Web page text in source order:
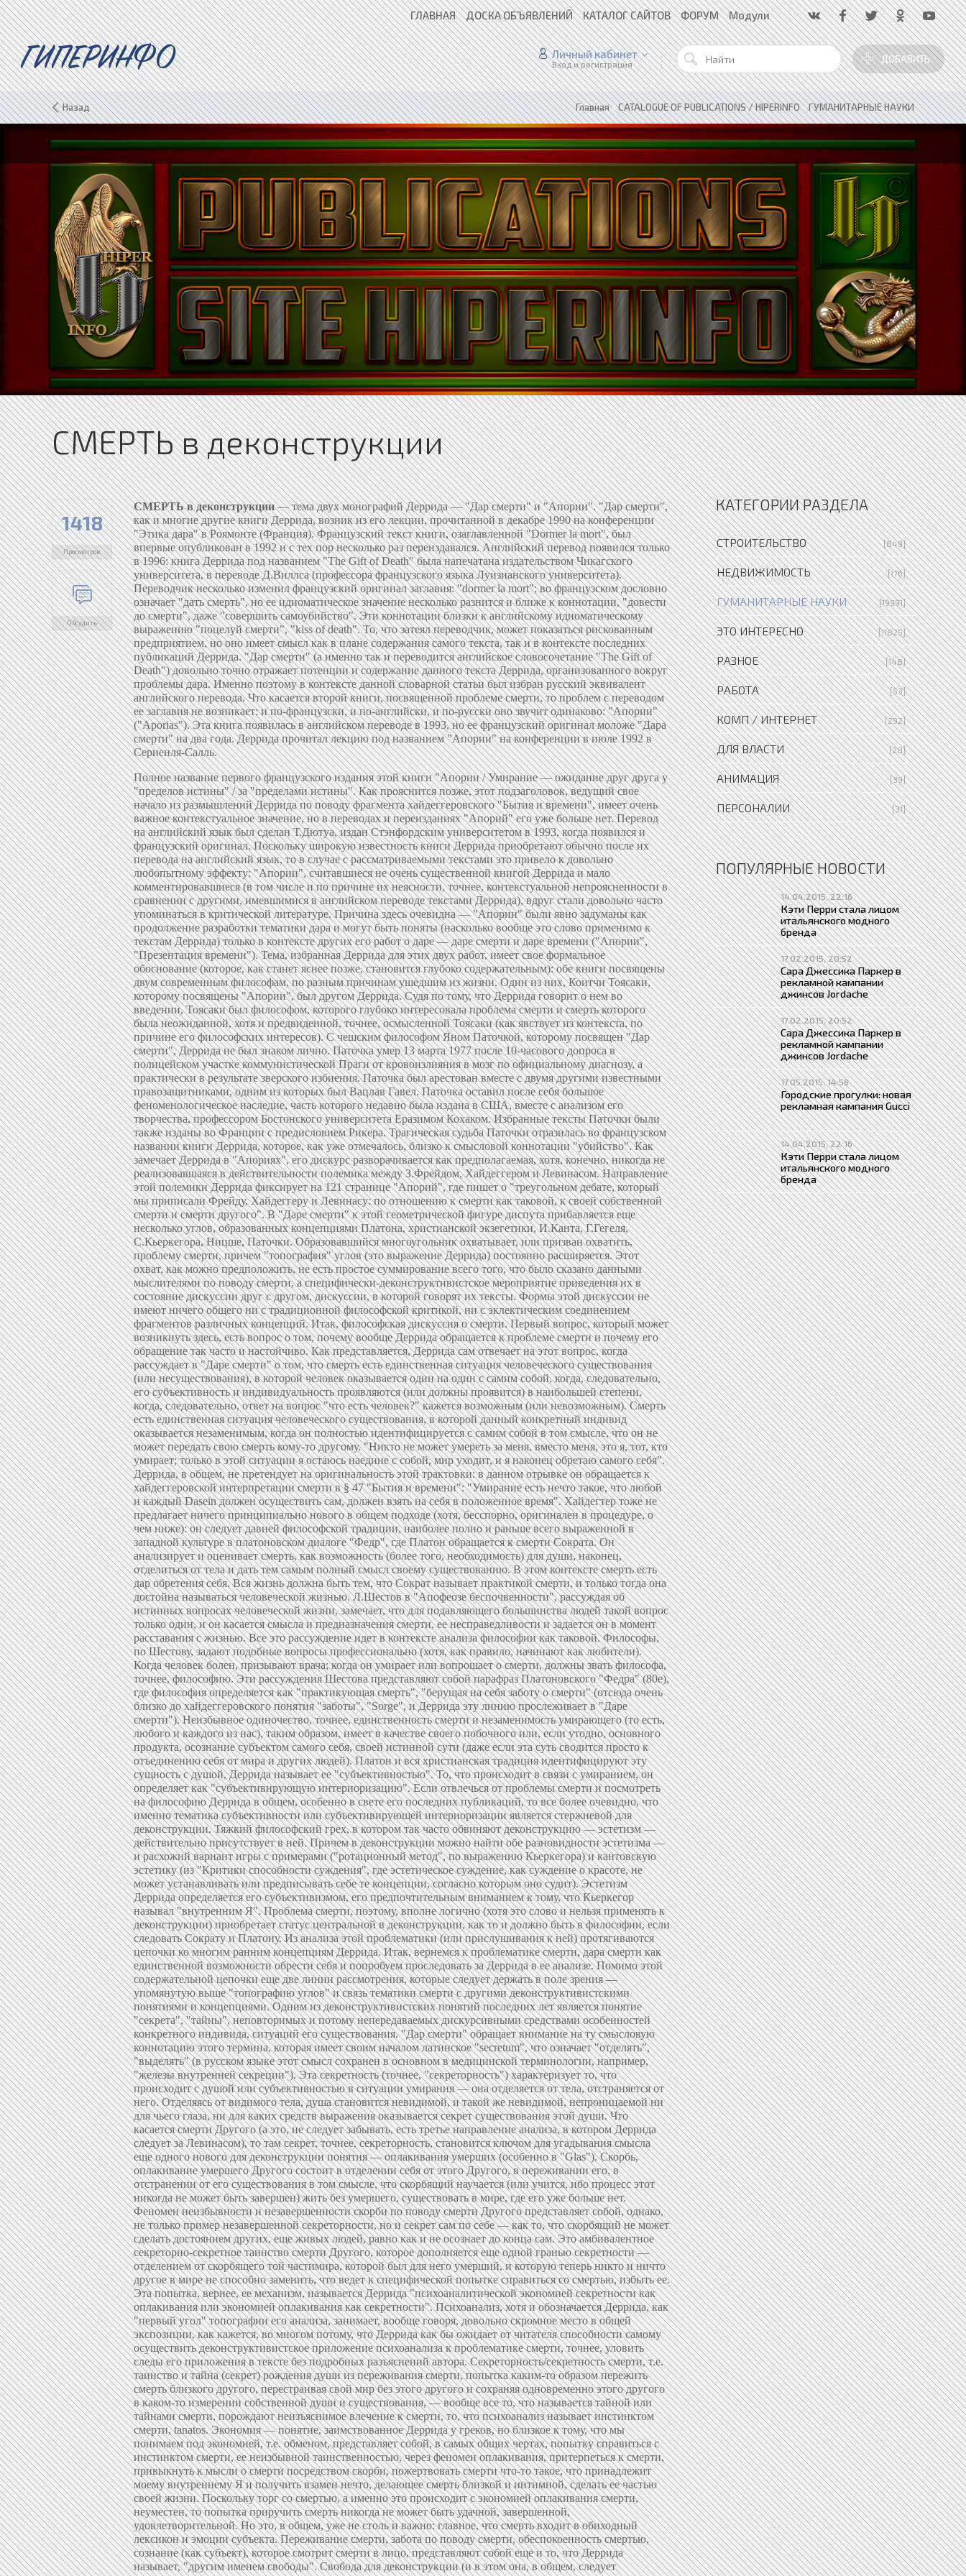
ГЛАВНАЯ ДОСКА ОБЪЯВЛЕНИЙ КАТАЛОГ САЙТОВ ФОРУМ Модули
ГИПЕРИНФО ДОБАВИТЬ
Личный кабинет
Вход и регистрация
Назад Главная»CATALOGUE OF PUBLICATIONS / HIPERINFO»ГУМАНИТАРНЫЕ НАУКИ
СМЕРТЬ в деконструкции
1418
Просмотров
Обсудить
СМЕРТЬ в деконструкции— тема двух монографий Деррида — "Дар смерти" и "Апории". "Дар смерти",
как и многие другие книги Деррида, возник из его лекции, прочитанной в декабре 1990 на конференции
"Этика дара" в Роямонте (Франция). Французский текст книги, озаглавленной "Dormer la mort", был
впервые опубликован в 1992 и с тех пор несколько раз переиздавался. Английский перевод появился только
в 1996: книга Деррида под названием "The Gift of Death" была напечатана издательством Чикагского
университета, в переводе Д.Виллса (профессора французского языка Луизианского университета).
Переводчик несколько изменил французский оригинал заглавия: "dormer la mort"; во французском дословно
означает "дать смерть", но ее идиоматическое значение несколько разнится и ближе к коннотации, "довести
до смерти", даже "совершить самоубийство". Эти коннотации близки к английскому идиоматическому
выражению "поцелуй смерти", "kiss of death". To, что затеял переводчик, может показаться рискованным
предприятием, но оно имеет смысл как в плане содержания самого текста, так и в контексте последних
публикаций Деррида. "Дар смерти" (а именно так и переводится английское словосочетание "The Gift of
Death") довольно точно отражает потенции и содержание данного текста Деррида, организованного вокруг
проблемы дара. Именно поэтому в контексте данной словарной статьи был избран русский эквивалент
английского перевода. Что касается второй книги, посвященной проблеме смерти, то проблем с переводом
ее заглавия не возникает: и по-французски, и по-английски, и по-русски оно звучит одинаково: "Апории"
("Aporias"). Эта книга появилась в английском переводе в 1993, но ее французский оригинал моложе "Дара
смерти" на два года. Деррида прочитал лекцию под названием "Апории" на конференции в июле 1992 в
Сериенля-Салль.
Полное название первого французского издания этой книги "Апории / Умирание — ожидание друг друга у "пределов истины" / за "пределами истины". Как прояснится позже, этот подзаголовок, ведущий свое начало из размышлений Деррида по поводу фрагмента хайдеггеровского "Бытия и времени", имеет очень важное контекстуальное значение, но в переводах и переизданиях "Апорий" его уже больше нет. Перевод на английский язык был сделан Т.Дютуа, издан Стэнфордским университетом в 1993, когда появился и французский оригинал. Поскольку широкую известность книги Деррида приобретают обычно после их перевода на английский язык, то в случае с рассматриваемыми текстами это привело к довольно любопытному эффекту: "Апории", считавшиеся не очень существенной книгой Деррида и мало комментировавшиеся (в том числе и по причине их неясности, точнее, контекстуальной непроясненности в сравнении с другими, имевшимися в английском переводе текстами Деррида), вдруг стали довольно часто упоминаться в критической литературе. Причина здесь очевидна — "Апории" были явно задуманы как продолжение разработки тематики дара и могут быть поняты (насколько вообще это слово применимо к текстам Деррида) только в контексте других его работ о даре — даре смерти и даре времени ("Апории", "Презентация времени"). Тема, избранная Деррида для этих двух работ, имеет свое формальное обоснование (которое, как станет яснее позже, становится глубоко содержательным): обе книги посвящены двум современным философам, по разным причинам ушедшим из жизни. Один из них, Коитчи Тоясаки, которому посвящены "Апории", был другом Деррида. Судя по тому, что Деррида говорит о нем во введении, Тоясаки был философом, которого глубоко интересовала проблема смерти и смерть которого была неожиданной, хотя и предвиденной, точнее, осмысленной Тоясаки (как явствует из контекста, по причине его философских интересов). С чешским философом Яном Паточкой, которому посвящен "Дар смерти", Деррида не был знаком лично. Паточка умер 13 марта 1977 после 10-часового допроса в полицейском участке коммунистической Праги от кровоизлияния в мозг по официальному диагнозу, а практически в результате зверского избиения. Паточка был арестован вместе с двумя другими известными правозащитниками, одним из которых был Вацлав Гавел. Паточка оставил после себя большое феноменологическое наследие, часть которого недавно была издана в США, вместе с анализом его творчества, профессором Бостонского университета Еразимом Кохаком. Избранные тексты Паточки были также изданы во Франции с предисловием Рикера. Трагическая судьба Паточки отразилась во французском названии книги Деррида, которое, как уже отмечалось, близко к смысловой коннотации "убийство". Как замечает Деррида в "Апориях", его дискурс разворачивается как предполагаемая, хотя, конечно, никогда не реализовавшаяся в действительности полемика между З.Фрейдом, Хайдеггером и Левинасом. Направление этой полемики Деррида фиксирует на 121 странице "Апорий", где пишет о "треугольном дебате, который мы приписали Фрейду, Хайдеггеру и Левинасу: по отношению к смерти как таковой, к своей собственной смерти и смерти другого". В "Даре смерти" к этой геометрической фигуре диспута прибавляется еще несколько углов, образованных концепциями Платона, христианской экзегетики, И.Канта, Г.Гегеля, С.Кьеркегора, Ницше, Паточки. Образовавшийся многоугольник охватывает, или призван охватить, проблему смерти, причем "топография" углов (это выражение Деррида) постоянно расширяется. Этот охват, как можно предположить, не есть простое суммирование всего того, что было сказано данными мыслителями по поводу смерти, а специфически-деконструктивистское мероприятие приведения их в состояние дискуссии друг с другом, дискуссии, в которой говорят их тексты. Формы этой дискуссии не имеют ничего общего ни с традиционной философской критикой, ни с эклектическим соединением фрагментов различных концепций. Итак, философская дискуссия о смерти. Первый вопрос, который может возникнуть здесь, есть вопрос о том, почему вообще Деррида обращается к проблеме смерти и почему его обращение так часто и настойчиво. Как представляется, Деррида сам отвечает на этот вопрос, когда рассуждает в "Даре смерти" о том, что смерть есть единственная ситуация человеческого существования (или несуществования), в которой человек оказывается один на один с самим собой, когда, следовательно, его субъективность и индивидуальность проявляются (или должны проявится) в наибольшей степени, когда, следовательно, ответ на вопрос "что есть человек?" кажется возможным (или невозможным). Смерть есть единственная ситуация человеческого существования, в которой данный конкретный индивид оказывается незаменимым, когда он полностью идентифицируется с самим собой в том смысле, что он не может передать свою смерть кому-то другому. "Никто не может умереть за меня, вместо меня, это я, тот, кто умирает; только в этой ситуации я остаюсь наедине с собой, мир уходит, и я наконец обретаю самого себя". Деррида, в общем, не претендует на оригинальность этой трактовки: в данном отрывке он обращается к хайдеггеровской интерпретации смерти в § 47 "Бытия и времени": "Умирание есть нечто такое, что любой и каждый Dasein должен осуществить сам, должен взять на себя в положенное время". Хайдегтер тоже не предлагает ничего принципиально нового в общем подходе (хотя, бесспорно, оригинален в процедуре, о чем ниже): он следует давней философской традиции, наиболее полно и раньше всего выраженной в западной культуре в платоновском диалоге "Федр", где Платон обращается к смерти Сократа. Он анализирует и оценивает смерть, как возможность (более того, необходимость) для души, наконец, отделиться от тела и дать тем самым полный смысл своему существованию. В этом контексте смерть есть дар обретения себя. Вся жизнь должна быть тем, что Сократ называет практикой смерти, и только тогда она достойна называться человеческой жизнью. Л.Шестов в "Апофеозе беспочвенности", рассуждая об истинных вопросах человеческой жизни, замечает, что для подавляющего большинства людей такой вопрос только один, и он касается смысла и предназначения смерти, ее несправедливости и задается он в момент расставания с жизнью. Все это рассуждение идет в контексте анализа философии как таковой. Философы, по Шестову, задают подобные вопросы профессионально (хотя, как правило, начинают как любители). Когда человек болен, призывают врача; когда он умирает или вопрошает о смерти, должны звать философа, точнее, философию. Эти рассуждения Шестова представляют собой парафраз Платоновского "Федра" (80е), где философия определяется как "практикующая смерть", "берущая на себя заботу о смерти" (отсюда очень близко до хайдеггеровского понятия "заботы", "Sorge", и Деррида эту линию прослеживает в "Даре смерти"). Неизбывное одиночество, точнее, единственность смерти и незаменимость умирающего (то есть, любого и каждого из нас), таким образом, имеет в качестве своего побочного или, если утодно, основного продукта, осознание субъектом самого себя, своей истинной сути (даже если эта суть сводится просто к отъединению себя от мира и других людей). Платон и вся христианская традиция идентифицируют эту сущность с душой, Деррида называет ее "субъективностью". То, что происходит в связи с умиранием, он определяет как "субъективирующую интериоризацию". Если отвлечься от проблемы смерти и посмотреть на философию Деррида в общем, особенно в свете его последних публикаций, то все более очевидно, что именно тематика субъективности или субъективирующей интериоризации является стержневой для деконструкции. Тяжкий философский грех, в котором так часто обвиняют деконструкцию — эстетизм — действительно присутствует в ней. Причем в деконструкции можно найти обе разновидности эстетизма — и расхожий вариант игры с примерами ("ротационный метод", по выражению Кьеркегора) и кантовскую эстетику (из "Критики способности суждения", где эстетическое суждение, как суждение о красоте, не может устанавливать или предписывать себе те концепции, согласно которым оно судит). Эстетизм Деррида определяется его субъективизмом, его предпочтительным вниманием к тому, что Кьеркегор называл "внутренним Я". Проблема смерти, поэтому, вполне логично (хотя это слово и нельзя применять к деконструкции) приобретает статус центральной в деконструкции, как то и должно быть в философии, если следовать Сократу и Платону. Из анализа этой проблематики (или прислушивания к ней) протягиваются цепочки ко многим ранним концепциям Деррида. Итак, вернемся к проблематике смерти, дара смерти как единственной возможности обрести себя и попробуем проследовать за Деррида в ее анализе. Помимо этой содержательной цепочки еще две линии рассмотрения, которые следует держать в поле зрения — упомянутую выше "топографию углов" и связь тематики смерти с другими деконструктивистскими понятиями и концепциями. Одним из деконструктивистских понятий последних лет является понятие "секрета", "тайны", неповторимых и потому непередаваемых дискурсивными средствами особенностей конкретного индивида, ситуаций его существования. "Дар смерти" обращает внимание на ту смысловую коннотацию этого термина, которая имеет своим началом латинское "secretum", что означает "отделять", "выделять" (в русском языке этот смысл сохранен в основном в медицинской терминологии, например, "железы внутренней секреции"). Эта секретность (точнее, "секреторность") характеризует то, что происходит с душой или субъективностью в ситуации умирания — она отделяется от тела, отстраняется от него. Отделяясь от видимого тела, душа становится невидимой, и такой же невидимой, непроницаемой ни для чьего глаза, ни для каких средств выражения оказывается секрет существования этой души. Что касается смерти Другого (а это, не следует забывать, есть третье направление анализа, в котором Деррида следует за Левинасом), то там секрет, точнее, секреторность, становится ключом для угадывания смысла еще одного нового для деконструкции понятия — оплакивания умерших (особенно в "Glas"). Скорбь, оплакивание умершего Другого состоит в отделении се
КАТЕГОРИИ РАЗДЕЛА
СТРОИТЕЛЬСТВО [849]
НЕДВИЖИМОСТЬ [176]
ГУМАНИТАРНЫЕ НАУКИ [19991]
ЭТО ИНТЕРЕСНО [11825]
РАЗНОЕ [148]
РАБОТА [53]
КОМП / ИНТЕРНЕТ [292]
ДЛЯ ВЛАСТИ [28]
АНИМАЦИЯ [39]
ПЕРСОНАЛИИ [31]
ПОПУЛЯРНЫЕ НОВОСТИ
14.04.2015, 22:16
Кэти Перри стала лицом
итальянского модного
бренда
17.02.2015, 20:52
Сара Джессика Паркер в
рекламной кампании
джинсов Jordache
17.02.2015, 20:52
Сара Джессика Паркер в
рекламной кампании
джинсов Jordache
17.05.2015, 14:58
Городские прогулки: новая
рекламная кампания Gucci
14.04.2015, 22:16
Кэти Перри стала лицом
итальянского модного
бренда